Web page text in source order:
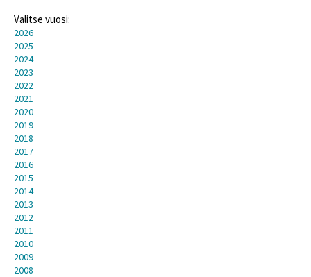
Valitse vuosi:
2026
2025
2024
2023
2022
2021
2020
2019
2018
2017
2016
2015
2014
2013
2012
2011
2010
2009
2008